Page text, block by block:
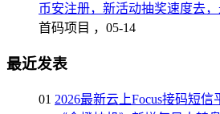
币安注册，新活动抽奖速度去
首码项目 ， 05-14
最近发表
01 2026最新云上Focus接码短